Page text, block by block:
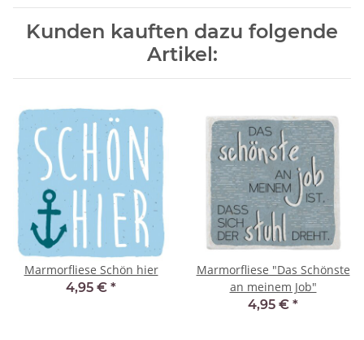
Kunden kauften dazu folgende
Artikel:
Marmorfliese Schön hier
4,95 € *
Marmorfliese "Das Schönste
an meinem Job"
4,95 € *